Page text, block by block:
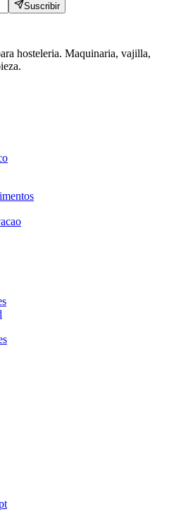
Suscribir
hosteleria. Maquinaria, vajilla,